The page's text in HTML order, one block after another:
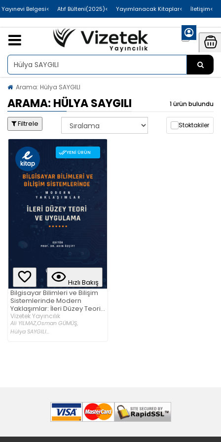
>İletişim
>Yayımlanacak Kitaplar
>Atıf Bülteni(2025)
>Uluslararası Yayınevi Belgesi
Arama: Hülya SAYGILI
ARAMA: HÜLYA SAYGILI 1 ürün bulundu
Filtrele Stoktakiler
YENI ÜRÜN
Hızlı Bakış
Bilgisayar Bilimleri ve Bilişim
Sistemlerinde Modern
Yaklaşımlar: İleri Düzey Teori
ve Uygulama
Vizetek Yayıncılık
Ali YILMAZ,Osman GÜMÜŞ,
Hülya SAYGILI...